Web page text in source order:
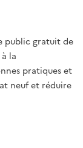
public gratuit de
la
pratiques et
neuf et réduire